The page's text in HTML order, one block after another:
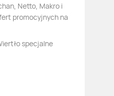
Netto, Makro i
promocyjnych na
specjalne